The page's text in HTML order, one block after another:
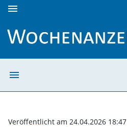
menu
menu
Veröffentlicht am 24.04.2026 18:47